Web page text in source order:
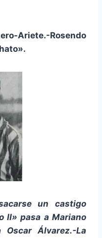
Rosendo
un castigo
II» pasa a Mariano
Álvarez.-La